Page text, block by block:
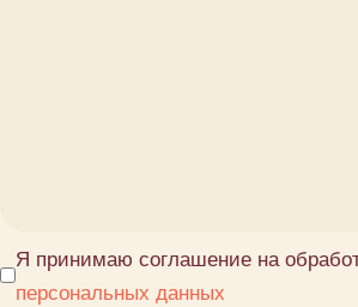
Я принимаю соглашение на
персональных данных